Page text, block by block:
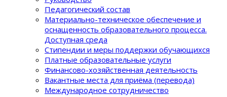
Педагогический состав
Материально-техническое обеспечение и
оснащенность образовательного процеcса.
Доступная среда
Стипендии и меры поддержки обучающихся
Платные образовательные услуги
Финансово-хозяйственная деятельность
Вакантные места для приёма (перевода)
Международное сотрудничество